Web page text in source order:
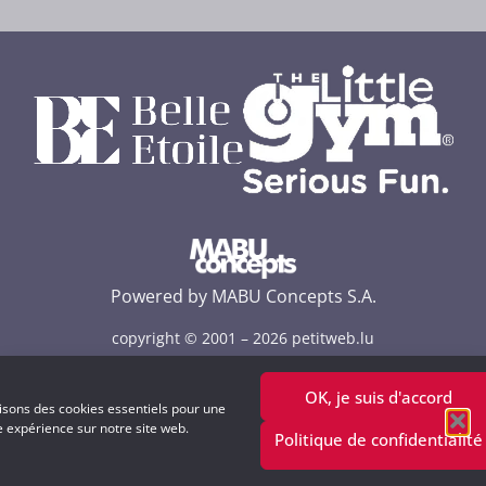
des cookies essentiels pour une
expérience sur notre site web.
OK, je suis d'accord
Politique de confidentialité
Powered by MABU Concepts S.A.
copyright © 2001 – 2026 petitweb.lu